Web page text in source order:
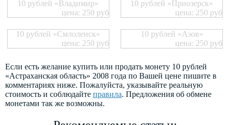
10 рублей «Владимир»
цена: 250 руб
10 рублей «Приозерск»
цена: 250 руб
10 рублей «Смлоленск»
цена: 250 руб
10 рублей «Азов»
цена: 250 руб
Если есть желание купить или продать монету 10 рублей
«Астраханская область» 2008 года по Вашей цене пишите в
комментариях ниже. Пожалуйста, указывайте реальную
стоимость и соблюдайте правила. Предложения об обмене
монетами так же возможны.